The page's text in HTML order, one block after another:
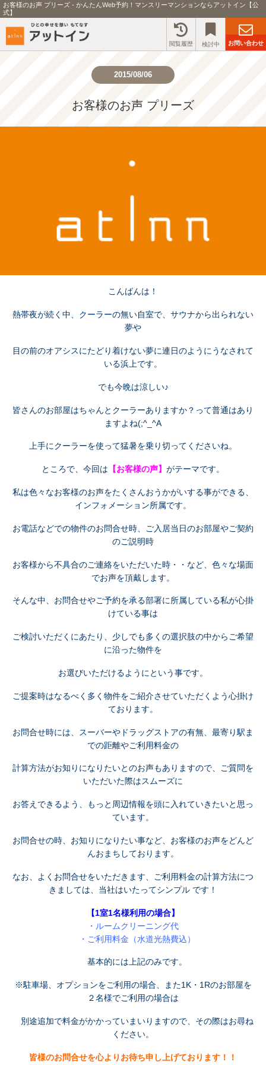
お客様のお声 プリーズ - かんたんWeb予約！マンスリーマンションならアットイン【公
式】
閲覧履歴 検討中 お問い合わせ
2015/08/06
お客様のお声 プリーズ
こんばんは！
熱帯夜が続く中、クーラーの無い自室で、サウナから出られない
夢や
目の前のオアシスにたどり着けない夢に連日のようにうなされて
いる浜上です。
でも今晩は涼しい♪
皆さんのお部屋はちゃんとクーラーありますか？って普通はあり
ますよね(;^_^A
上手にクーラーを使って猛暑を乗り切ってくださいね。
ところで、今回は 【お客様の声】 がテーマです。
私は色々なお客様のお声をたくさんおうかがいする事ができる、
インフォメーション所属です。
お電話などでの物件のお問合せ時、ご入居当日のお部屋やご契約
のご説明時
お客様から不具合のご連絡をいただいた時・・など、色々な場面
でお声を頂戴します。
そんな中、お問合せやご予約を承る部署に所属している私が心掛
けている事は
ご検討いただくにあたり、少しでも多くの選択肢の中からご希望
に沿った物件を
お選びいただけるようにという事です。
ご提案時はなるべく多く物件をご紹介させていただくよう心掛け
ております。
お問合せ時には、スーバーやドラッグストアの有無、最寄り駅ま
での距離やご利用料金の
計算方法がお知りになりたいとのお声もありますので、ご質問を
いただいた際はスムーズに
お答えできるよう、もっと周辺情報を頭に入れていきたいと思っ
ています。
お問合せの時、お知りになりたい事など、お客様のお声をどんど
んおまちしております。
なお、よくお問合せをいただきます、ご利用料金の計算方法につ
きましては、当社はいたってシンプル です！
【1室1名様利用の場合】
・ルームクリーニング代
・ご利用料金（水道光熱費込）
基本的には上記のみです。
※駐車場、オプションをご利用の場合、また1K・1Rのお部屋を
２名様でご利用の場合は
別途追加で料金がかかっていまいりますので、その際はお尋ね
ください。
皆様のお問合せを心よりお待ち申し上げております！！